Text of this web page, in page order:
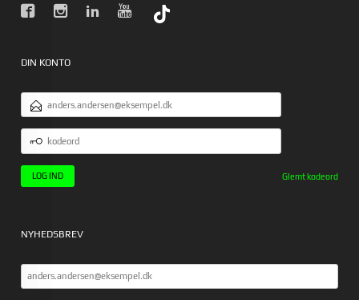
DIN KONTO
EMAILADRESSE
Glemt kodeord
NYHEDSBREV